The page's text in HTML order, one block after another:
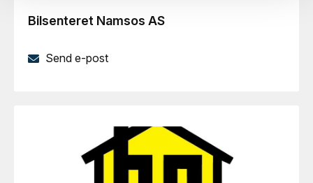
Bilsenteret Namsos AS
Send e-post